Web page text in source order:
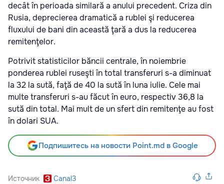
decât în perioada similară a anului precedent. Criza din
Rusia, deprecierea dramatică a rublei şi reducerea
fluxului de bani din această ţară a dus la reducerea
remitenţelor.
Potrivit statisticilor băncii centrale, în noiembrie
ponderea rublei ruseşti în total transferuri s-a diminuat
la 32 la sută, faţă de 40 la sută în luna iulie. Cele mai
multe transferuri s-au făcut în euro, respectiv 36,8 la
sută din total. Mai mult de un sfert din remitenţe au fost
în dolari SUA.
Подпишитесь на новости Point.md в Google
Источник Canal3